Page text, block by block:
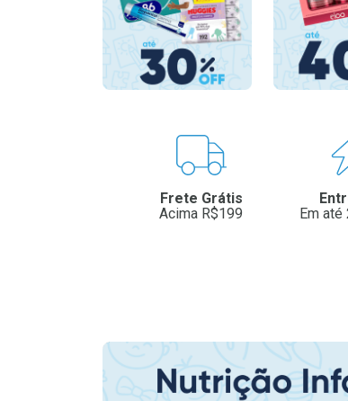
Benefícios
Frete Grátis
Acima R$199
Em até